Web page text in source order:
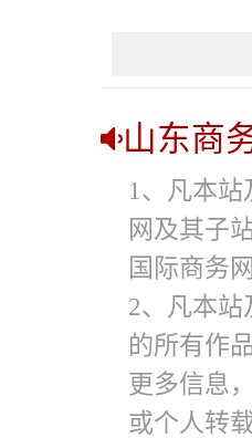
山东商
1、凡本
网及其子
国际商务
2、凡本站
的所有作
更多信息
或个人转